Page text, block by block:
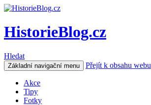
HistorieBlog.cz
Hledat
Základní navigační menu Přejít k obsahu webu
Akce
Tipy
Fotky